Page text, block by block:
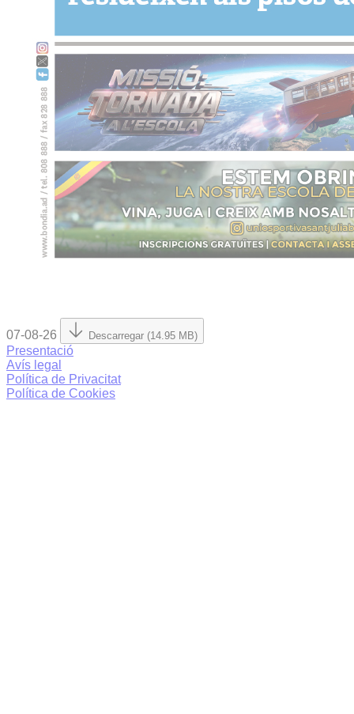
07-08-26 Descarregar (14.95 MB)
Presentació
Avís legal
Política de Privacitat
Política de Cookies